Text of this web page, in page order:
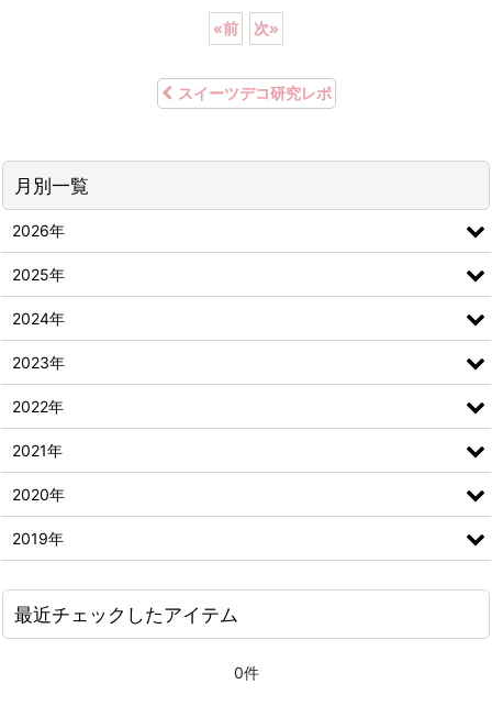
«前 次»
スイーツデコ研究レポ
月別一覧
2026年
2025年
2024年
2023年
2022年
2021年
2020年
2019年
最近チェックしたアイテム
0件